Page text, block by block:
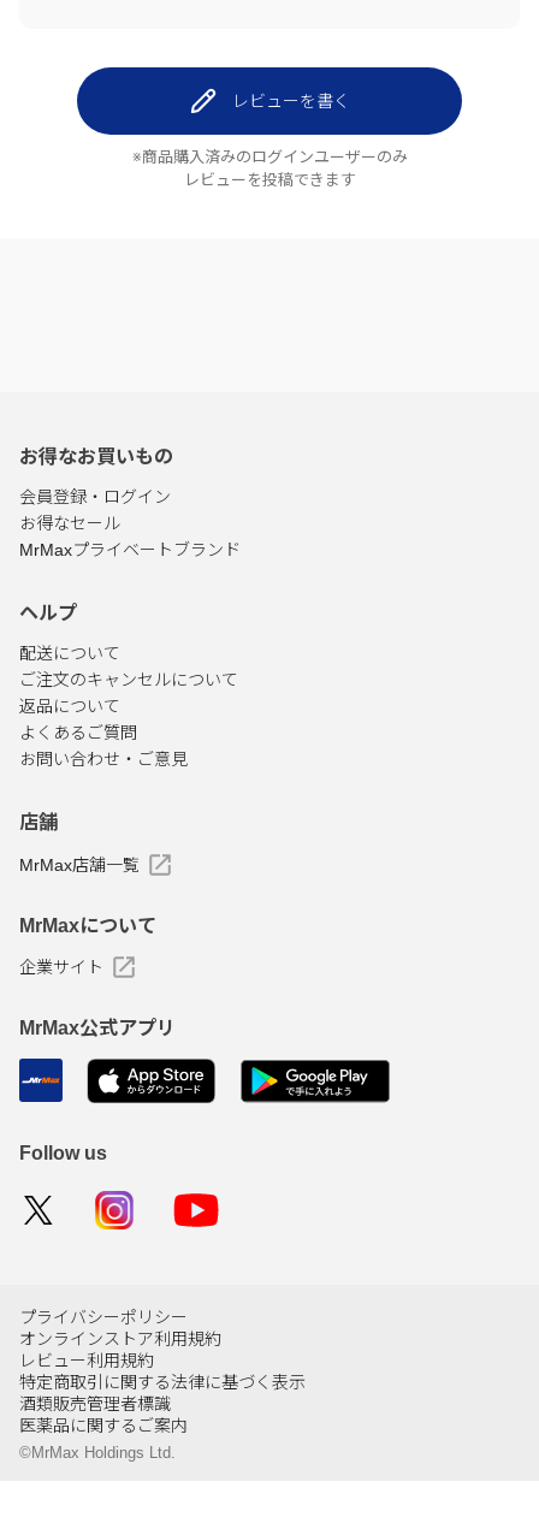
レビューを書く
※商品購入済みのログインユーザーのみ
レビューを投稿できます
お得なお買いもの
会員登録・ログイン
お得なセール
MrMaxプライベートブランド
ヘルプ
配送について
ご注文のキャンセルについて
返品について
よくあるご質問
お問い合わせ・ご意見
店舗
MrMax店舗一覧
MrMaxについて
企業サイト
MrMax公式アプリ
Follow us
プライバシーポリシー
オンラインストア利用規約
レビュー利用規約
特定商取引に関する法律に基づく表示
酒類販売管理者標識
医薬品に関するご案内
©MrMax Holdings Ltd.